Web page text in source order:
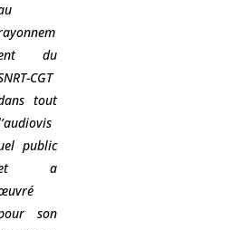
du
CGT
tout
public
a
son